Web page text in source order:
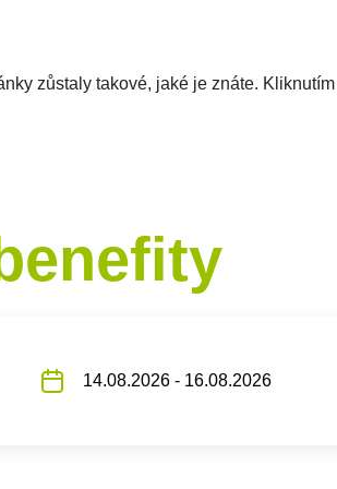
zůstaly takové, jaké je znáte.